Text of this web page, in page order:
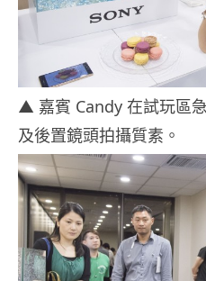
▲ 嘉賓 Candy 在試玩區
及後置鏡頭拍攝質素。